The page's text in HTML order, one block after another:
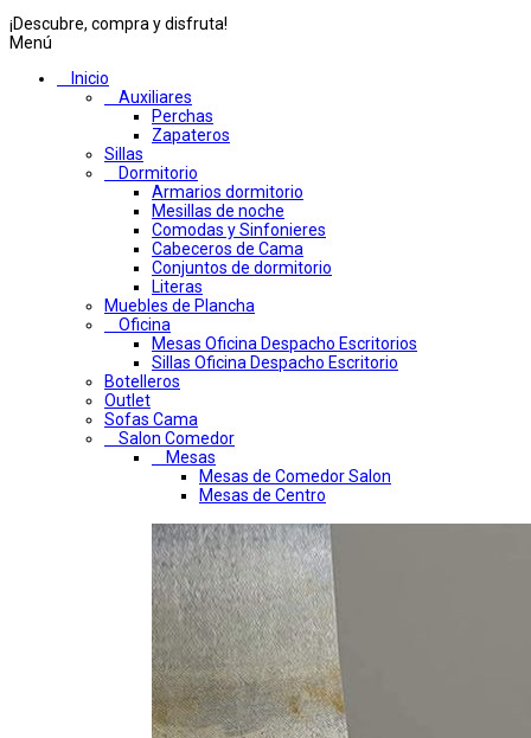
¡Descubre, compra y disfruta!
Menú
Inicio
Auxiliares
Perchas
Zapateros
Sillas
Dormitorio
Armarios dormitorio
Mesillas de noche
Comodas y Sinfonieres
Cabeceros de Cama
Conjuntos de dormitorio
Literas
Muebles de Plancha
Oficina
Mesas Oficina Despacho Escritorios
Sillas Oficina Despacho Escritorio
Botelleros
Outlet
Sofas Cama
Salon Comedor
Mesas
Mesas de Comedor Salon
Mesas de Centro